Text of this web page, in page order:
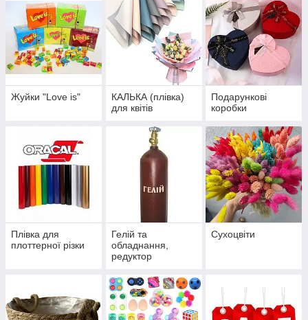
Жуйки "Love is"
КАЛЬКА (плівка)
для квітів
Подарункові
коробки
Плівка для
плоттерної різки
Гелій та
обладнання,
редуктор
Сухоцвіти